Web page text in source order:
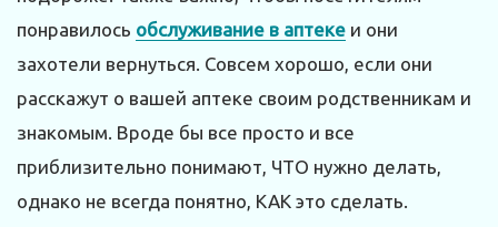
понравилось обслуживание в аптеке и они
захотели вернуться. Совсем хорошо, если они
расскажут о вашей аптеке своим родственникам и
знакомым. Вроде бы все просто и все
приблизительно понимают, ЧТО нужно делать,
однако не всегда понятно, КАК это сделать.